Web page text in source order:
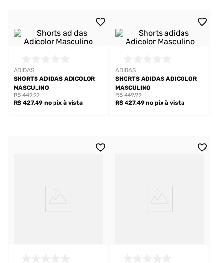
ADIDAS
SHORTS ADIDAS ADICOLOR
MASCULINO
R$ 427,49 no pix à vista
R$ 449,99
ADIDAS
SHORTS ADIDAS ADICOLOR
MASCULINO
R$ 427,49 no pix à vista
R$ 449,99